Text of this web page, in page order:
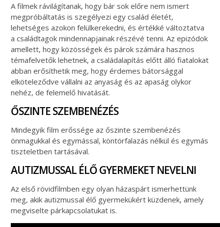
A filmek rávilágítanak, hogy bár sok előre nem ismert
megpróbáltatás is szegélyezi egy család életét,
lehetséges azokon felülkerekedni, és értékké változtatva
a családtagok mindennapjainak részévé tenni. Az epizódok
amellett, hogy közösségek és párok számára hasznos
témafelvetők lehetnek, a családalapítás előtt álló fiatalokat
abban erősíthetik meg, hogy érdemes bátorsággal
elköteleződve vállalni az anyaság és az apaság olykor
nehéz, de felemelő hivatását.
ŐSZINTE SZEMBENÉZÉS
Mindegyik film erőssége az őszinte szembenézés
önmagukkal és egymással, köntörfalazás nélkül és egymás
tiszteletben tartásával.
AUTIZMUSSAL ÉLŐ GYERMEKET NEVELNI
Az első rövidfilmben egy olyan házaspárt ismerhettünk
meg, akik autizmussal élő gyermekükért küzdenek, amely
megviselte párkapcsolatukat is.